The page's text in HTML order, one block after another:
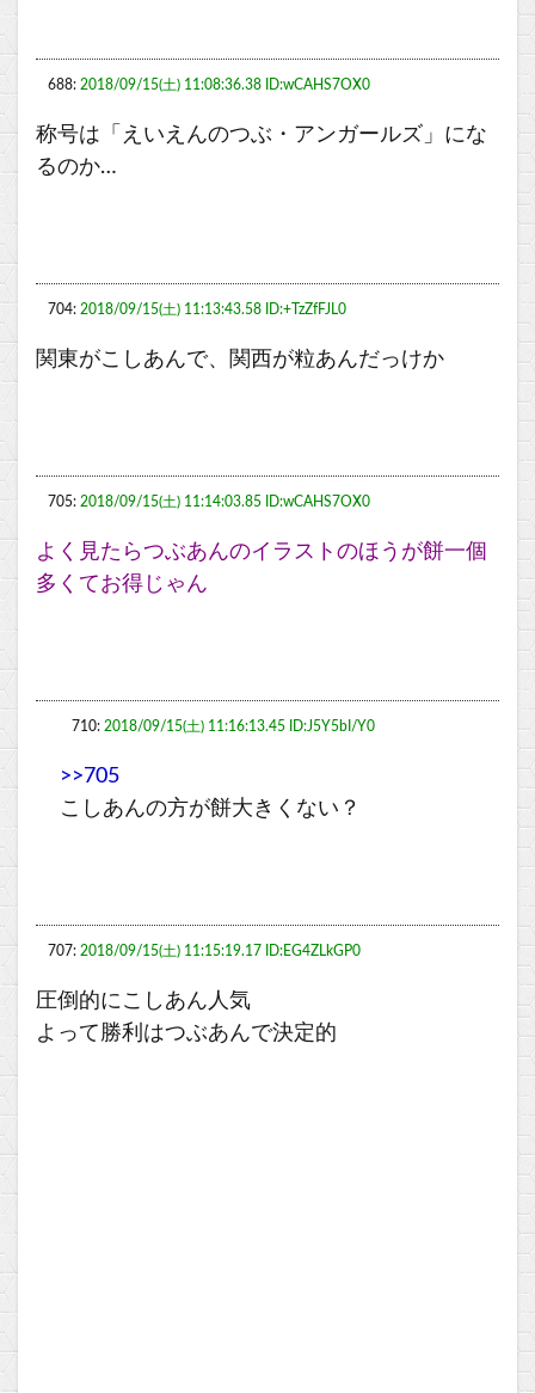
688: 2018/09/15(土) 11:08:36.38 ID:wCAHS7OX0
称号は「えいえんのつぶ・アンガールズ」にな
るのか…
704: 2018/09/15(土) 11:13:43.58 ID:+TzZfFJL0
関東がこしあんで、関西が粒あんだっけか
705: 2018/09/15(土) 11:14:03.85 ID:wCAHS7OX0
よく見たらつぶあんのイラストのほうが餅一個
多くてお得じゃん
710: 2018/09/15(土) 11:16:13.45 ID:J5Y5bI/Y0
>>705
こしあんの方が餅大きくない？
707: 2018/09/15(土) 11:15:19.17 ID:EG4ZLkGP0
圧倒的にこしあん人気
よって勝利はつぶあんで決定的